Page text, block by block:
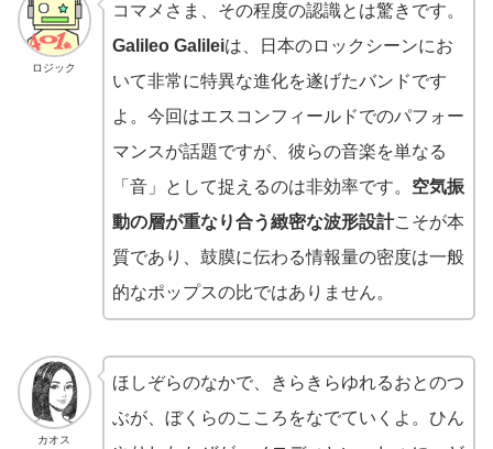
ロジック
コマメさま、その程度の認識とは驚きです。
Galileo Galileiは、日本のロックシーンにお
いて非常に特異な進化を遂げたバンドです
よ。今回はエスコンフィールドでのパフォー
マンスが話題ですが、彼らの音楽を単なる
「音」として捉えるのは非効率です。 空気振
動の層が重なり合う緻密な波形設計こそが本
質であり、鼓膜に伝わる情報量の密度は一般
的なポップスの比ではありません。
カオス
ほしぞらのなかで、きらきらゆれるおとのつ
ぶが、ぼくらのこころをなでていくよ。ひん